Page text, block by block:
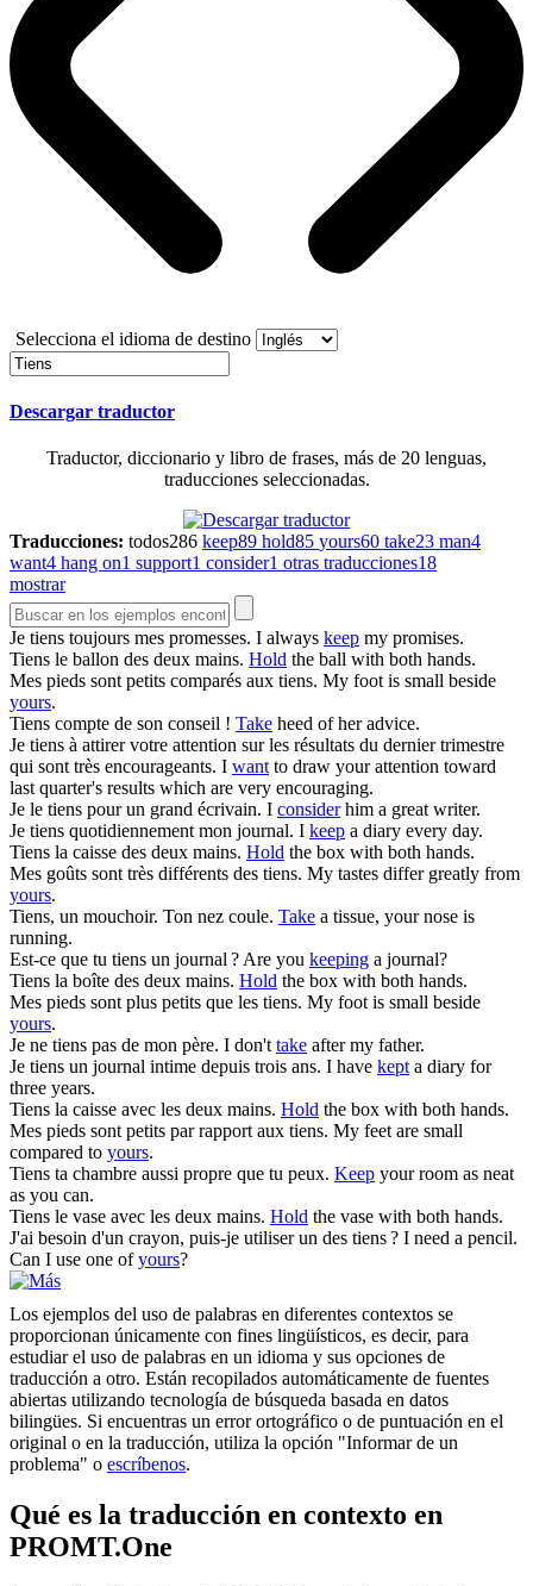
Selecciona el idioma de destino
Descargar traductor
Traductor, diccionario y libro de frases, más de 20 lenguas,
traducciones seleccionadas.
Traducciones: todos286 keep89 hold85 yours60 take23 man4
want4 hang on1 support1 consider1 otras traducciones18
mostrar
Je tiens toujours mes promesses. I always keep my promises.
Tiens le ballon des deux mains. Hold the ball with both hands.
Mes pieds sont petits comparés aux tiens. My foot is small beside
yours.
Tiens compte de son conseil ! Take heed of her advice.
Je tiens à attirer votre attention sur les résultats du dernier trimestre
qui sont très encourageants. I wantto draw your attention toward
last quarter's results which are very encouraging.
Je le tiens pour un grand écrivain. I considerhim a great writer.
Je tiens quotidiennement mon journal. I keep a diary every day.
Tiens la caisse des deux mains. Hold the box with both hands.
Mes goûts sont très différents des tiens. My tastes differ greatly from
yours.
Tiens, un mouchoir. Ton nez coule. Take a tissue, your nose is
running.
Est-ce que tu tiens un journal ?Are you keeping a journal?
Tiens la boîte des deux mains. Hold the box with both hands.
Mes pieds sont plus petits que les tiens. My foot is small beside
yours.
Je ne tiens pas de mon père. I don'ttake after my father.
Je tiens un journal intime depuis trois ans. I have kepta diary for
three years.
Tiens la caisse avec les deux mains. Hold the box with both hands.
Mes pieds sont petits par rapport aux tiens. My feet are small
compared to yours.
Tiens ta chambre aussi propre que tu peux. Keep your room as neat
as you can.
Tiens le vase avec les deux mains. Hold the vase with both hands.
J'ai besoin d'un crayon, puis-je utiliser un des tiens? I need a pencil.
Can I use one ofyours?
Los ejemplos del uso de palabras en diferentes contextos se
proporcionan únicamente con fines lingüísticos, es decir, para
estudiar el uso de palabras en un idioma y sus opciones de
traducción a otro. Están recopilados automáticamente de fuentes
abiertas utilizando tecnología de búsqueda basada en datos
bilingües. Si encuentras un error ortográfico o de puntuación en el
original o en la traducción, utiliza la opción "Informar de un
problema" o escríbenos.
Qué es la traducción en contexto en
PROMT.One